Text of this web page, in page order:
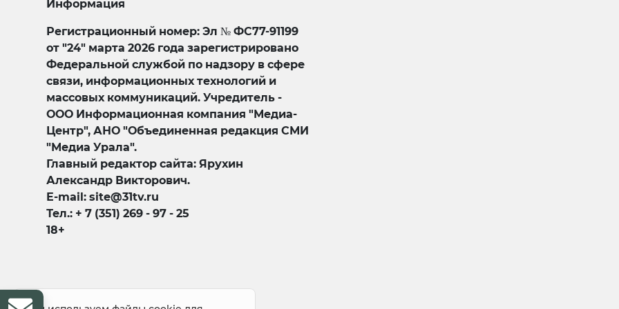
Информация
Регистрационный номер: Эл № ФС77-91199
от "24" марта 2026 года зарегистрировано
Федеральной службой по надзору в сфере
связи, информационных технологий и
массовых коммуникаций. Учредитель -
ООО Информационная компания "Медиа-
Центр", АНО "Объединенная редакция СМИ
"Медиа Урала".
Главный редактор сайта: Ярухин
Александр Викторович.
E-mail: site@31tv.ru
Тел.: + 7 (351) 269 - 97 - 25
18+